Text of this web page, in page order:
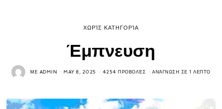
ΧΩΡΊΣ ΚΑΤΗΓΟΡΊΑ
Έμπνευση
ΜΕ ADMIN MAY 8, 2025 4254 ΠΡΟΒΟΛΈΣ ΑΝΆΓΝΩΣΗ ΣΕ 1 ΛΕΠΤΌ